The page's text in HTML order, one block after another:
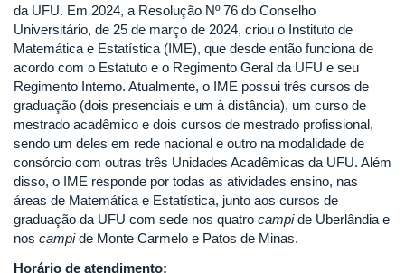
da UFU. Em 2024, a Resolução Nº 76 do Conselho
Universitário, de 25 de março de 2024, criou o Instituto de
Matemática e Estatística (IME), que desde então funciona de
acordo com o Estatuto e o Regimento Geral da UFU e seu
Regimento Interno. Atualmente, o IME possui três cursos de
graduação (dois presenciais e um à distância), um curso de
mestrado acadêmico e dois cursos de mestrado profissional,
sendo um deles em rede nacional e outro na modalidade de
consórcio com outras três Unidades Acadêmicas da UFU. Além
disso, o IME responde por todas as atividades ensino, nas
áreas de Matemática e Estatística, junto aos cursos de
graduação da UFU com sede nos quatro campide Uberlândia e
nos campide Monte Carmelo e Patos de Minas.
Horário de atendimento: